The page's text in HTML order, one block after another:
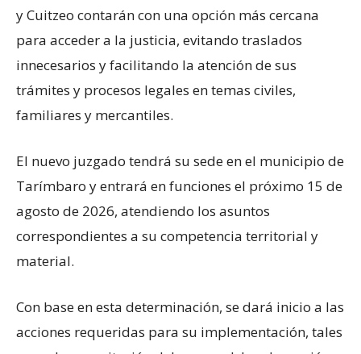
y Cuitzeo contarán con una opción más cercana
para acceder a la justicia, evitando traslados
innecesarios y facilitando la atención de sus
trámites y procesos legales en temas civiles,
familiares y mercantiles.
El nuevo juzgado tendrá su sede en el municipio de
Tarímbaro y entrará en funciones el próximo 15 de
agosto de 2026, atendiendo los asuntos
correspondientes a su competencia territorial y
material.
Con base en esta determinación, se dará inicio a las
acciones requeridas para su implementación, tales